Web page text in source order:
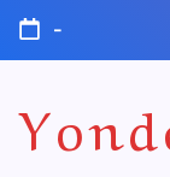
Skip
content
-